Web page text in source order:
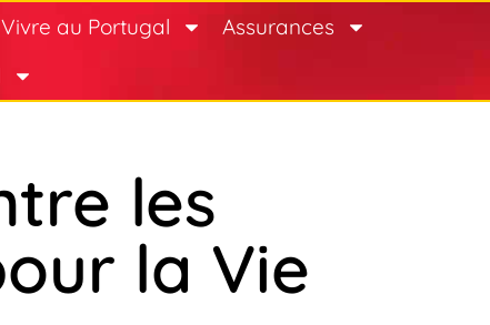
Vivre au Portugal
Assurances
les
la Vie